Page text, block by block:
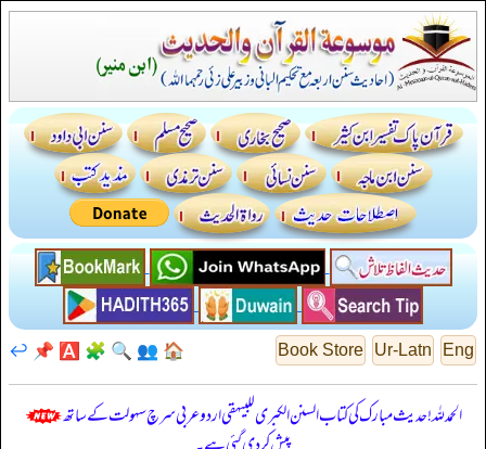
Eng
Ur-Latn
Book Store
🏠
👥
🔍
🧩
🅰️
📌
↩️
الحمدللہ! حدیث مبارک کی کتاب السنن الكبرى للبيهقي اردو عربی سرچ سہولت کے ساتھ